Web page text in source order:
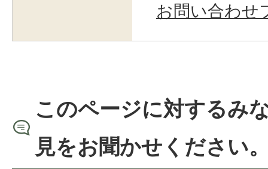
お問い合わせ
このページに対するみ
見をお聞かせください